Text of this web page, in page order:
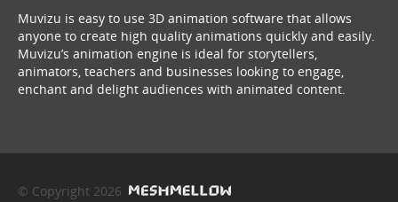
Muvizu is easy to use 3D animation software that allows
anyone to create high quality animations quickly and easily.
Muvizu’s animation engine is ideal for storytellers,
animators, teachers and businesses looking to engage,
enchant and delight audiences with animated content.
© Copyright 2026